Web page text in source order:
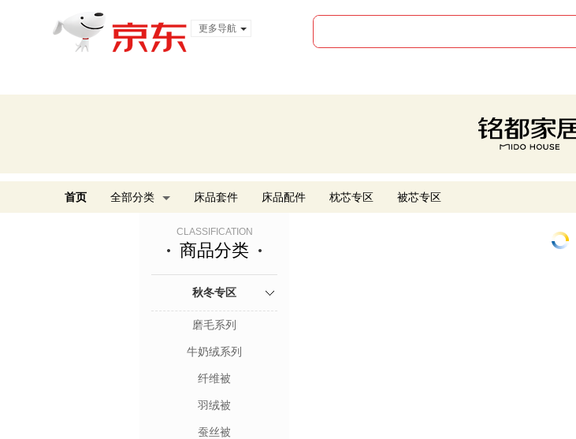
更多导航
首页 全部分类 床品套件 床品配件 枕芯专区 被芯专区
CLASSIFICATION
商品分类
秋冬专区
磨毛系列
牛奶绒系列
纤维被
羽绒被
蚕丝被